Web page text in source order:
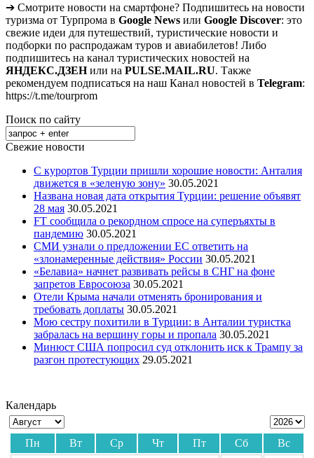
➔ Смотрите новости на смартфоне? Подпишитесь на новости
туризма от Турпрома в Google News или Google Discover: это
свежие идеи для путешествий, туристические новости и
подборки по распродажам туров и авиабилетов! Либо
подпишитесь на канал туристических новостей на
ЯНДЕКС.ДЗЕНили на PULSE.MAIL.RU. Также
рекомендуем подписаться на наш Канал новостей в Telegram:
https://t.me/tourprom
Поиск по сайту
Свежие новости
С курортов Турции пришли хорошие новости: Анталия
движется в «зеленую зону» 30.05.2021
Названа новая дата открытия Турции: решение объявят
28 мая 30.05.2021
FT сообщила о рекордном спросе на суперъяхты в
пандемию 30.05.2021
СМИ узнали о предложении ЕС ответить на
«злонамеренные действия» России 30.05.2021
«Белавиа» начнет развивать рейсы в СНГ на фоне
запретов Евросоюза 30.05.2021
Отели Крыма начали отменять бронирования и
требовать доплаты 30.05.2021
Мою сестру похитили в Турции: в Анталии туристка
забралась на вершину горы и пропала 30.05.2021
Минюст США попросил суд отклонить иск к Трампу за
разгон протестующих 29.05.2021
Календарь
Пн Вт Ср Чт Пт Сб Вс